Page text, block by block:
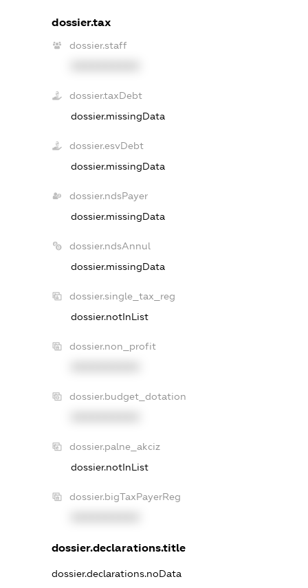
dossier.tax
dossier.staff
dossier.taxDebt
dossier.missingData
dossier.esvDebt
dossier.missingData
dossier.ndsPayer
dossier.missingData
dossier.ndsAnnul
dossier.missingData
dossier.single_tax_reg
dossier.notInList
dossier.non_profit
dossier.budget_dotation
dossier.palne_akciz
dossier.notInList
dossier.bigTaxPayerReg
dossier.declarations.title
dossier.declarations.noData